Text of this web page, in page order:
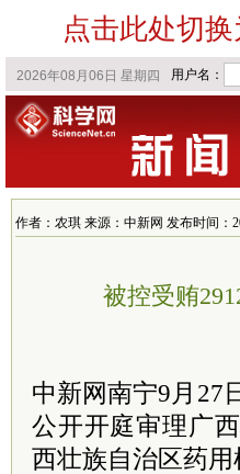
点击此处切
作者：农琪 来源：中新网 发布时间：
被控受贿
中新网南宁9月27
公开开庭审理广
西壮族自治区药